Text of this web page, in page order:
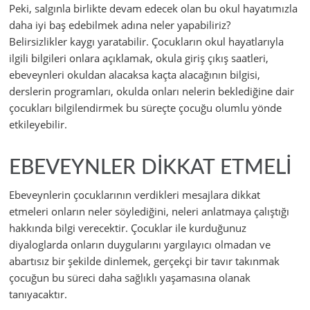
Peki, salgınla birlikte devam edecek olan bu okul hayatımızla
daha iyi baş edebilmek adına neler yapabiliriz?
Belirsizlikler kaygı yaratabilir. Çocukların okul hayatlarıyla
ilgili bilgileri onlara açıklamak, okula giriş çıkış saatleri,
ebeveynleri okuldan alacaksa kaçta alacağının bilgisi,
derslerin programları, okulda onları nelerin beklediğine dair
çocukları bilgilendirmek bu süreçte çocuğu olumlu yönde
etkileyebilir.
EBEVEYNLER DİKKAT ETMELİ
Ebeveynlerin çocuklarının verdikleri mesajlara dikkat
etmeleri onların neler söylediğini, neleri anlatmaya çalıştığı
hakkında bilgi verecektir. Çocuklar ile kurduğunuz
diyaloglarda onların duygularını yargılayıcı olmadan ve
abartısız bir şekilde dinlemek, gerçekçi bir tavır takınmak
çocuğun bu süreci daha sağlıklı yaşamasına olanak
tanıyacaktır.